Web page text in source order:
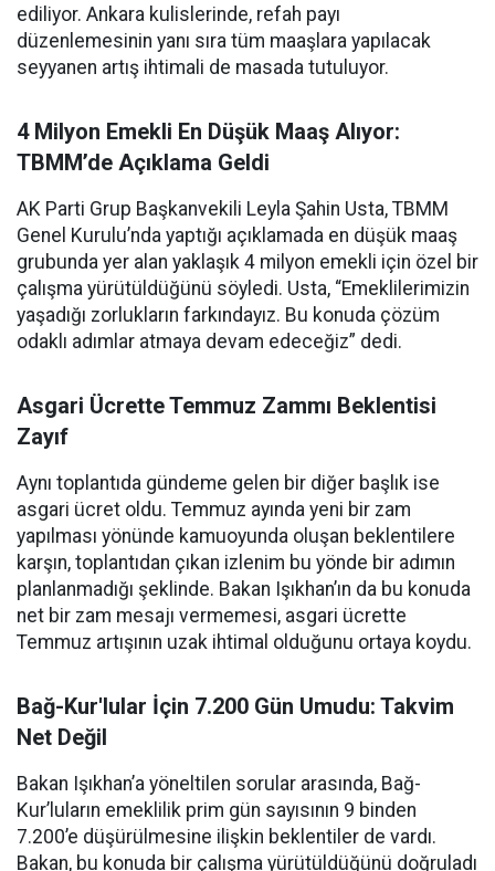
ediliyor. Ankara kulislerinde, refah payı
düzenlemesinin yanı sıra tüm maaşlara yapılacak
seyyanen artış ihtimali de masada tutuluyor.
4 Milyon Emekli En Düşük Maaş Alıyor:
TBMM’de Açıklama Geldi
AK Parti Grup Başkanvekili Leyla Şahin Usta, TBMM
Genel Kurulu’nda yaptığı açıklamada en düşük maaş
grubunda yer alan yaklaşık 4 milyon emekli için özel bir
çalışma yürütüldüğünü söyledi. Usta, “Emeklilerimizin
yaşadığı zorlukların farkındayız. Bu konuda çözüm
odaklı adımlar atmaya devam edeceğiz” dedi.
Asgari Ücrette Temmuz Zammı Beklentisi
Zayıf
Aynı toplantıda gündeme gelen bir diğer başlık ise
asgari ücret oldu. Temmuz ayında yeni bir zam
yapılması yönünde kamuoyunda oluşan beklentilere
karşın, toplantıdan çıkan izlenim bu yönde bir adımın
planlanmadığı şeklinde. Bakan Işıkhan’ın da bu konuda
net bir zam mesajı vermemesi, asgari ücrette
Temmuz artışının uzak ihtimal olduğunu ortaya koydu.
Bağ-Kur'lular İçin 7.200 Gün Umudu: Takvim
Net Değil
Bakan Işıkhan’a yöneltilen sorular arasında, Bağ-
Kur’luların emeklilik prim gün sayısının 9 binden
7.200’e düşürülmesine ilişkin beklentiler de vardı.
Bakan, bu konuda bir çalışma yürütüldüğünü doğruladı